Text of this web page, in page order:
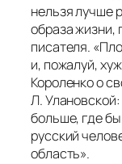
нельзя лучше
образа жизни,
писателя. «
и, пожалуй,
Короленко о
Л.
больше, где бы
русский
область».